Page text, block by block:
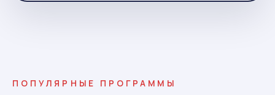
ПОПУЛЯРНЫЕ ПРОГРАММЫ